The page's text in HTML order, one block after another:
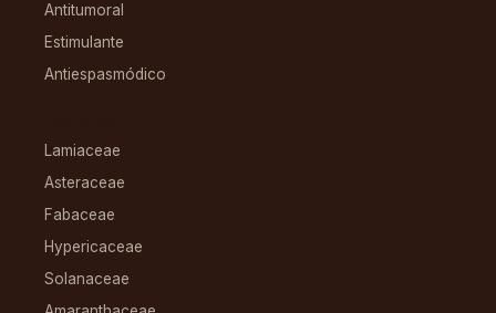
Antitumoral
Estimulante
Antiespasmódico
Lamiaceae
Asteraceae
Fabaceae
Hypericaceae
Solanaceae